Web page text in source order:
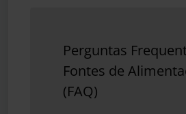
Perguntas
Fontes de
(FAQ)